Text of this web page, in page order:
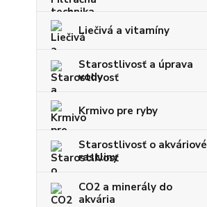
Liečivá a vitamíny
Starostlivosť a úprava
vody
Krmivo pre ryby
Starostlivosť o akváriové
rastliny
CO2 a minerály do
akvária